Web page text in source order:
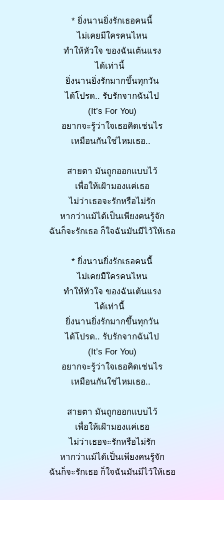
* ยิ่งนานยิ่งรักเธอคนนี้
ไม่เคยมีใครคนไหน
ทำให้หัวใจ ของฉันเต้นแรง
ได้เท่านี้
ยิ่งนานยิ่งรักมากขึ้นทุกวัน
ได้โปรด.. รับรักจากฉันไป
(It’s For You)
อยากจะรู้ว่าใจเธอคิดเช่นไร
เหมือนกันใช่ไหมเธอ..
สายตา มันถูกออกแบบไว้
เพื่อให้เฝ้ามองแค่เธอ
ไม่ว่าเธอจะรักหรือไม่รัก
หากว่าแม้ได้เป็นเพียงคนรู้จัก
ฉันก็จะรักเธอ ก็ใจฉันมันมีไว้ให้เธอ
* ยิ่งนานยิ่งรักเธอคนนี้
ไม่เคยมีใครคนไหน
ทำให้หัวใจ ของฉันเต้นแรง
ได้เท่านี้
ยิ่งนานยิ่งรักมากขึ้นทุกวัน
ได้โปรด.. รับรักจากฉันไป
(It’s For You)
อยากจะรู้ว่าใจเธอคิดเช่นไร
เหมือนกันใช่ไหมเธอ..
สายตา มันถูกออกแบบไว้
เพื่อให้เฝ้ามองแค่เธอ
ไม่ว่าเธอจะรักหรือไม่รัก
หากว่าแม้ได้เป็นเพียงคนรู้จัก
ฉันก็จะรักเธอ ก็ใจฉันมันมีไว้ให้เธอ